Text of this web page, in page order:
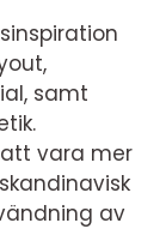
samt
vara mer
av